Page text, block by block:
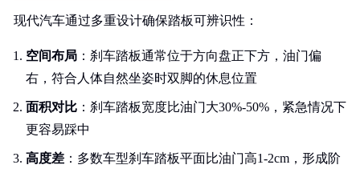
现代汽车通过多重设计确保踏板可辨识性：
空间布局 ：刹车踏板通常位于方向盘正下方，油门偏
右，符合人体自然坐姿时双脚的休息位置
面积对比 ：刹车踏板宽度比油门大30%-50%，紧急情况下
更容易踩中
高度差 ：多数车型刹车踏板平面比油门高1-2cm，形成阶